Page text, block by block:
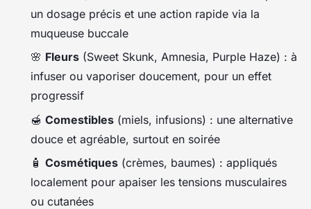
un dosage précis et une action rapide via la
muqueuse buccale
🌸 Fleurs (Sweet Skunk, Amnesia, Purple Haze) : à
infuser ou vaporiser doucement, pour un effet
progressif
🍯 Comestibles (miels, infusions) : une alternative
douce et agréable, surtout en soirée
🧴 Cosmétiques (crèmes, baumes) : appliqués
localement pour apaiser les tensions musculaires
ou cutanées